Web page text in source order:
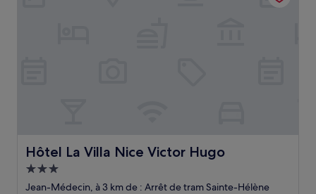
Hôtel La Villa Nice Victor Hugo
Hôtel La Villa Nice Victor Hugo
Hébergement
3.0 étoiles
Jean-Médecin, à 3 km de : Arrêt de tram Sainte-Hélène